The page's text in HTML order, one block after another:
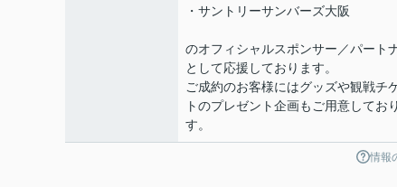
・サントリーサンバーズ大阪
のオフィシャルスポンサー／パート
として応援しております。
ご成約のお客様にはグッズや観戦チ
トのプレゼント企画もご用意してお
す。
情報